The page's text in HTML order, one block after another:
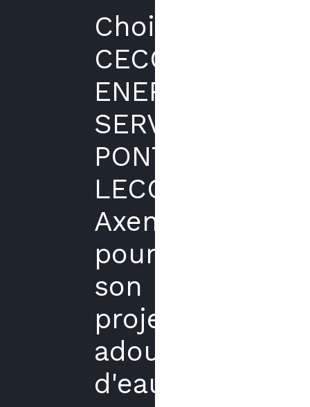
Choisir
CECC
ENERGIES
SERVICES
PONTE
LECCIA
Axenergie
pour
son
projet
adoucisseur
d'eau